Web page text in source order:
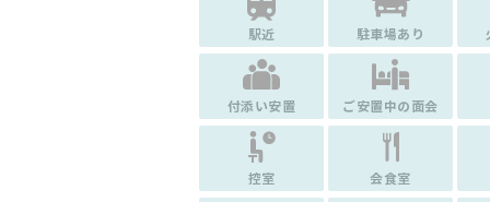
駅近 駐車場あり
付添い安置 ご安置中の面会
控室 会食室